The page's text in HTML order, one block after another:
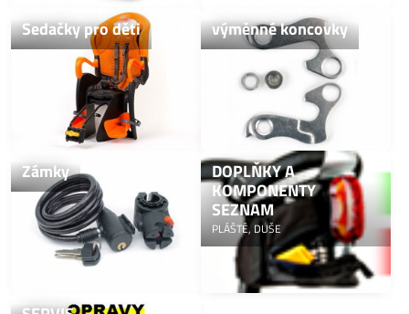
Sedačky pro děti výměnné koncovky
Zámky DOPLŇKY A
KOMPONENTY
SEZNAM
PLÁŠTĚ, DUŠE